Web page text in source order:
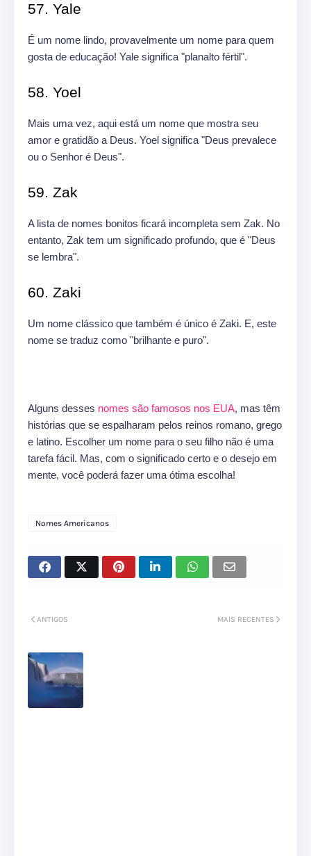
57. Yale
É um nome lindo, provavelmente um nome para quem
gosta de educação! Yale significa "planalto fértil".
58. Yoel
Mais uma vez, aqui está um nome que mostra seu
amor e gratidão a Deus. Yoel significa "Deus prevalece
ou o Senhor é Deus".
59. Zak
A lista de nomes bonitos ficará incompleta sem Zak. No
entanto, Zak tem um significado profundo, que é "Deus
se lembra".
60. Zaki
Um nome clássico que também é único é Zaki. E, este
nome se traduz como "brilhante e puro".
Alguns desses nomes são famosos nos EUA, mas têm
histórias que se espalharam pelos reinos romano, grego
e latino. Escolher um nome para o seu filho não é uma
tarefa fácil. Mas, com o significado certo e o desejo em
mente, você poderá fazer uma ótima escolha!
Nomes Americanos
MAIS RECENTES
ANTIGOS